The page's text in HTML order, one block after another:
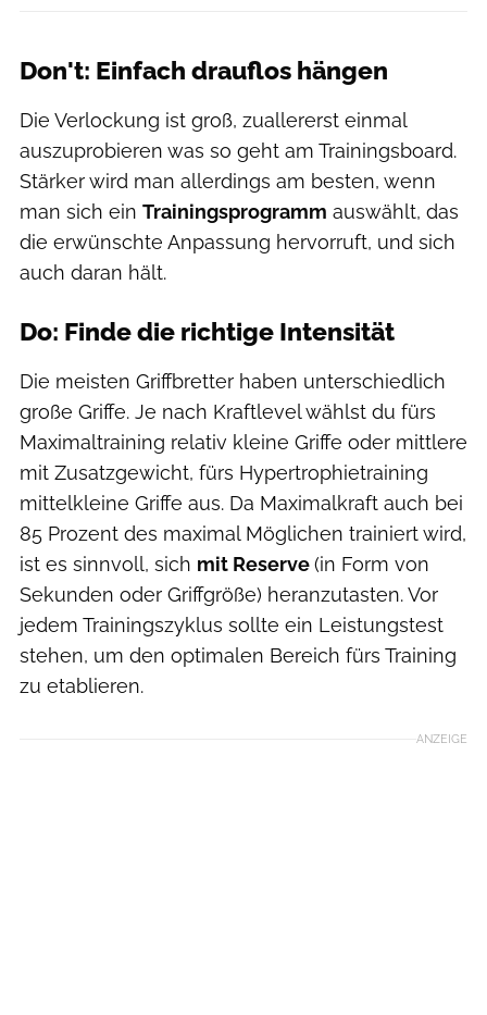
Don't: Einfach drauflos hängen
Die Verlockung ist groß, zuallererst einmal
auszuprobieren was so geht am Trainingsboard.
Stärker wird man allerdings am besten, wenn
man sich ein Trainingsprogramm auswählt, das
die erwünschte Anpassung hervorruft, und sich
auch daran hält.
Do: Finde die richtige Intensität
Die meisten Griffbretter haben unterschiedlich
große Griffe. Je nach Kraftlevel wählst du fürs
Maximaltraining relativ kleine Griffe oder mittlere
mit Zusatzgewicht, fürs Hypertrophietraining
mittelkleine Griffe aus. Da Maximalkraft auch bei
85 Prozent des maximal Möglichen trainiert wird,
ist es sinnvoll, sich mit Reserve(in Form von
Sekunden oder Griffgröße) heranzutasten. Vor
jedem Trainingszyklus sollte ein Leistungstest
stehen, um den optimalen Bereich fürs Training
zu etablieren.
ANZEIGE